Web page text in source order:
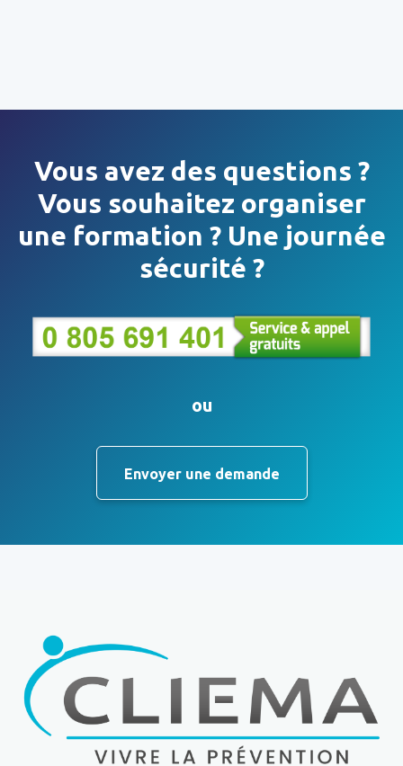
Vous avez des questions ?
Vous souhaitez organiser
une formation ? Une journée
sécurité ?
ou
Envoyer une demande